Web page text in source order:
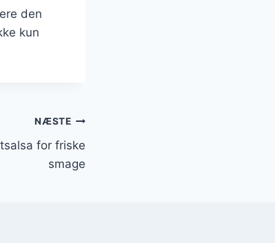
den
kun
NÆSTE
for friske
smage